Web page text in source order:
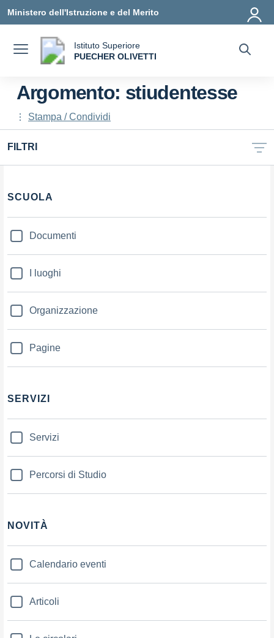
Ministero dell'Istruzione e del Merito
Istituto Superiore
PUECHER OLIVETTI
Argomento: stiudentesse
Stampa / Condividi
FILTRI
Filtri
SCUOLA
Documenti
I luoghi
Organizzazione
Pagine
SERVIZI
Servizi
Percorsi di Studio
NOVITÀ
Calendario eventi
Articoli